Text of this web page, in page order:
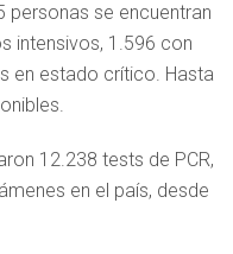
personas se encuentran
intensivos, 1.596 con
en estado crítico. Hasta
12.238 tests de PCR,
en el país, desde